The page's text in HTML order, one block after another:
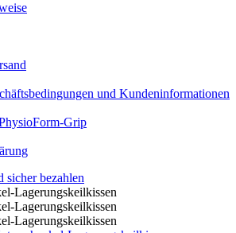
und Kundeninformationen
Grip